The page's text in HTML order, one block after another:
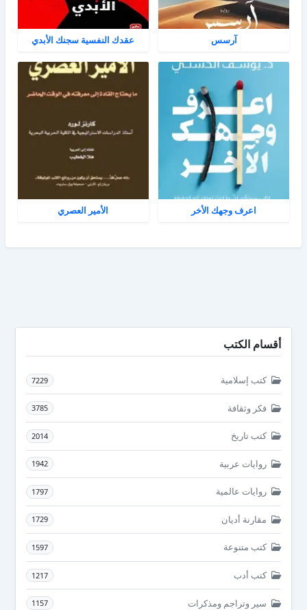
آرسس عقدك النفسية سجنك الأبدي
اعرف وجهك الأخر الأمير العصري
أقسام الكتب
كتب إسلامية 7229
فكر وثقافة 3785
كتب تاريخ 2014
روايات عربية 1942
روايات عالمية 1797
مقارنة أديان 1729
كتب متنوعة 1597
كتب أدب 1217
سير وتراجم ومذكرات 1157